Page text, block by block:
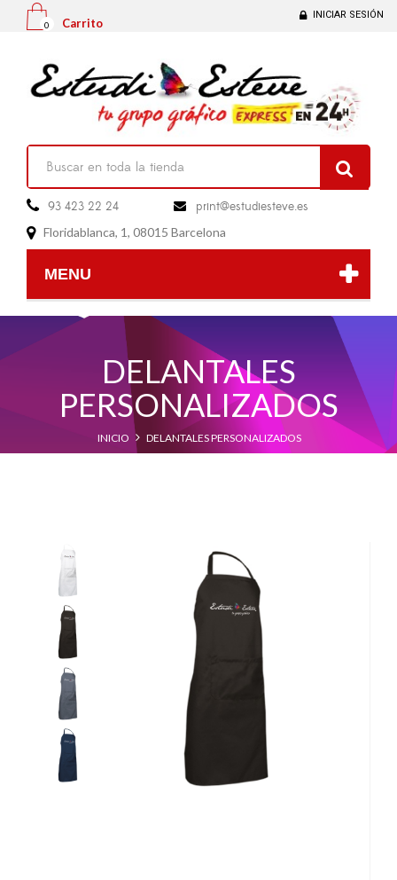
INICIAR SESIÓN
0 Carrito
 93 423 22 24 
print@estudiesteve.es
 Floridablanca, 1, 08015 Barcelona
MENU
DELANTALES
PERSONALIZADOS
INICIO DELANTALES PERSONALIZADOS